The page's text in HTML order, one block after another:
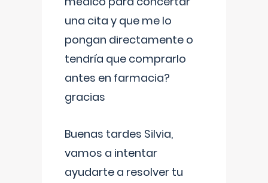
una cita y que me lo
pongan directamente o
tendría que comprarlo
antes en farmacia?
gracias
Buenas tardes Silvia,
vamos a intentar
ayudarte a resolver tu